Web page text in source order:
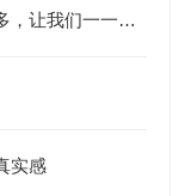
智能推拿手法参数测定系统的功能有很多，让我们一一了解下吧
实感